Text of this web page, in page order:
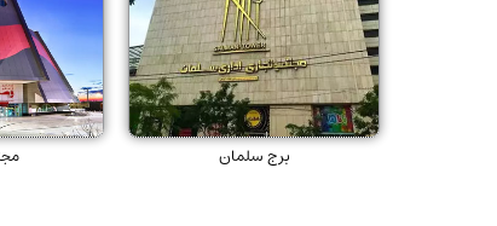
برج سلمان